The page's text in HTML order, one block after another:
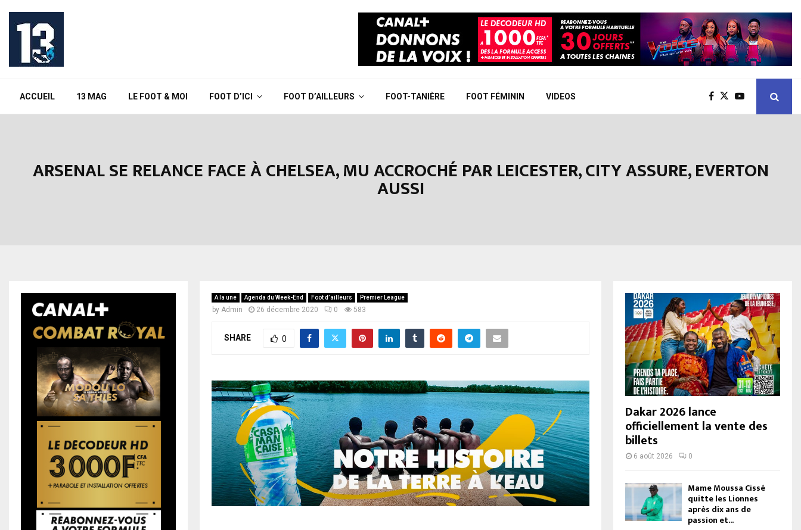
ACCUEIL 13 MAG LE FOOT & MOI FOOT D’ICI FOOT D’AILLEURS FOOT-TANIÈRE FOOT FÉMININ VIDEOS
ARSENAL SE RELANCE FACE À CHELSEA, MU ACCROCHÉ PAR LEICESTER, CITY ASSURE, EVERTON
AUSSI
A la une Agenda du Week-End Foot d’ailleurs Premier League
by Admin 26 décembre 2020 0 583
SHARE 0
Dakar 2026 lance
officiellement la vente des
billets
6 août 2026 0
Mame Moussa Cissé
quitte les Lionnes
après dix ans de
passion et...